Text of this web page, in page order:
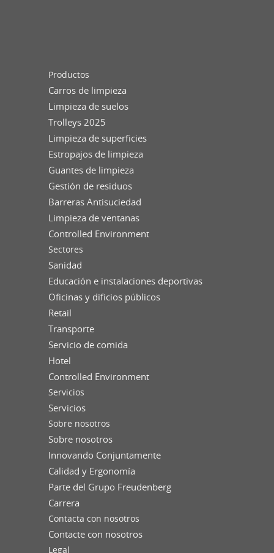
Productos
Carros de limpieza
Limpieza de suelos
Trolleys 2025
Limpieza de superficies
Estropajos de limpieza
Guantes de limpieza
Gestión de residuos
Barreras Antisuciedad
Limpieza de ventanas
Controlled Environment
Sectores
Sanidad
Educación e instalaciones deportivas
Oficinas y dificios públicos
Retail
Transporte
Servicio de comida
Hotel
Controlled Environment
Servicios
Servicios
Sobre nosotros
Sobre nosotros
Innovando Conjuntamente
Calidad y Ergonomía
Parte del Grupo Freudenberg
Carrera
Contacta con nosotros
Contacte con nosotros
Legal